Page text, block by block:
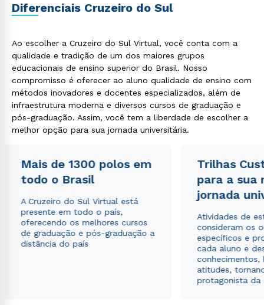
Diferenciais Cruzeiro do Sul
Ao escolher a Cruzeiro do Sul Virtual, você conta com a
qualidade e tradição de um dos maiores grupos
educacionais de ensino superior do Brasil. Nosso
compromisso é oferecer ao aluno qualidade de ensino com
métodos inovadores e docentes especializados, além de
infraestrutura moderna e diversos cursos de graduação e
pós-graduação. Assim, você tem a liberdade de escolher a
melhor opção para sua jornada universitária.
Mais de 1300 polos em
todo o Brasil
A Cruzeiro do Sul Virtual está
presente em todo o país,
oferecendo os melhores cursos
de graduação e pós-graduação a
distância do país
Trilhas
para a sua
jornada
Atividades de
consideram os
específicos e
cada aluno e
conhecimentos,
atitudes,
protagonista da